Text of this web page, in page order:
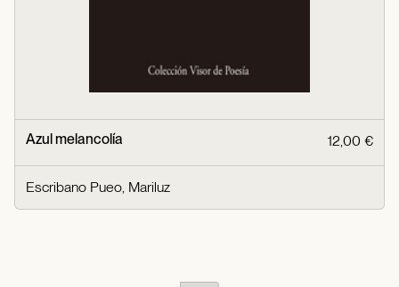
Azul melancolía 12,00 €
Escribano Pueo, Mariluz